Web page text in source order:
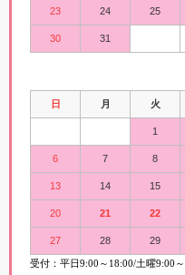
23 24 25
30 31
日 月 火
1
6 7 8
13 14 15
20 21 22
27 28 29
受付：平日9:00 ～ 18:00/土曜9:00 ～